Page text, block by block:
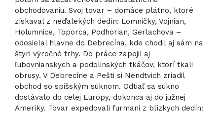
obchodovaniu. Svoj tovar – domáce plátno, ktoré
získaval z neďalekých dedín: Lomničky, Vojnian,
Holumnice, Toporca, Podhorian, Gerlachova –
odosielal hlavne do Debrecína, kde chodil aj sám na
štyri výročné trhy. Do práce zapojil aj
ľubovnianskych a podolinských tkáčov, ktorí tkali
obrusy. V Debrecíne a Pešti si Nendtvich zriadil
obchod so spišským súknom. Odtiaľ sa súkno
dostávalo do celej Európy, dokonca aj do južnej
Ameriky. Tovar expedovali furmani z blízkych dedín: